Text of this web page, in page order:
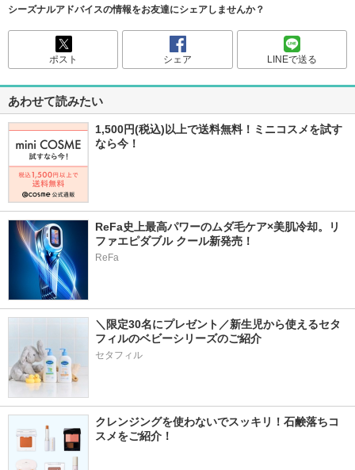
シーズナルアドバイスの情報をお友達にシェアしませんか？
ポスト シェア LINEで送る
あわせて読みたい
1,500円(税込)以上で送料無料！ミニコスメを試す
なら今！
ReFa史上最高パワーのムダ毛ケア×美肌冷却。リ
ファエピダブル クール新発売！
ReFa
＼限定30名にプレゼント／新生児から使えるセタ
フィルのベビーシリーズのご紹介
セタフィル
クレンジングを使わないでスッキリ！石鹸落ちコ
スメをご紹介！